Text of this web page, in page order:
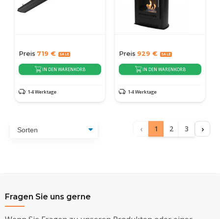
Preis 719 €
IN DEN WARENKORB
1-4 Werktage
Preis 929 €
IN DEN WARENKORB
1-4 Werktage
‹ 1 2 3 ›
Fragen Sie uns gerne